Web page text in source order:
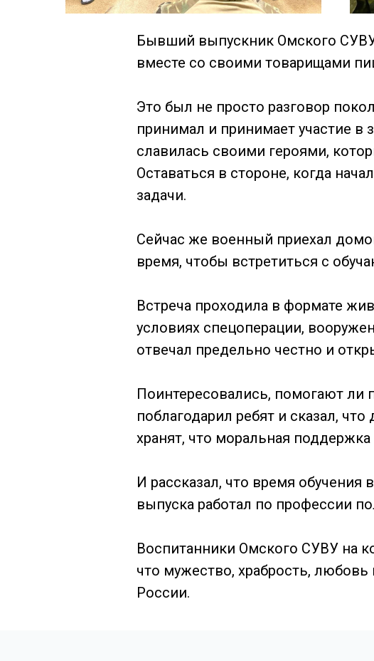
Бывший выпускник Омского
вместе со своими товарищами
Это был не просто разговор
принимал и принимает участие в
славилась своими героями,
Оставаться в стороне, когда
задачи.
Сейчас же военный приехал
время, чтобы встретиться с
Встреча проходила в формате
условиях спецоперации,
отвечал предельно честно и
Поинтересовались, помогают ли
поблагодарил ребят и сказал,
хранят, что моральная
И рассказал, что время
выпуска работал по профессии
Воспитанники Омского СУВУ на
что мужество, храбрость, любовь
России.